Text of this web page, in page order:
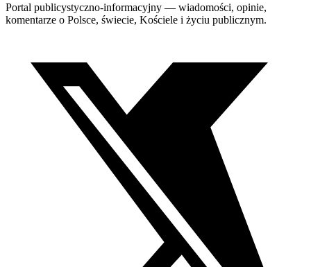
Portal publicystyczno-informacyjny — wiadomości, opinie,
komentarze o Polsce, świecie, Kościele i życiu publicznym.